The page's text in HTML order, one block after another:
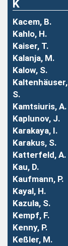
K
Kacem, B.
Kahlo, H.
Kaiser, T.
Kalanja, M.
Kalow, S.
Kaltenhäuser,
S.
Kamtsiuris, A.
Kaplunov, J.
Karakaya, I.
Karakus, S.
Katterfeld, A.
Kau, D.
Kaufmann, P.
Kayal, H.
Kazula, S.
Kempf, F.
Kenny, P.
Keßler, M.